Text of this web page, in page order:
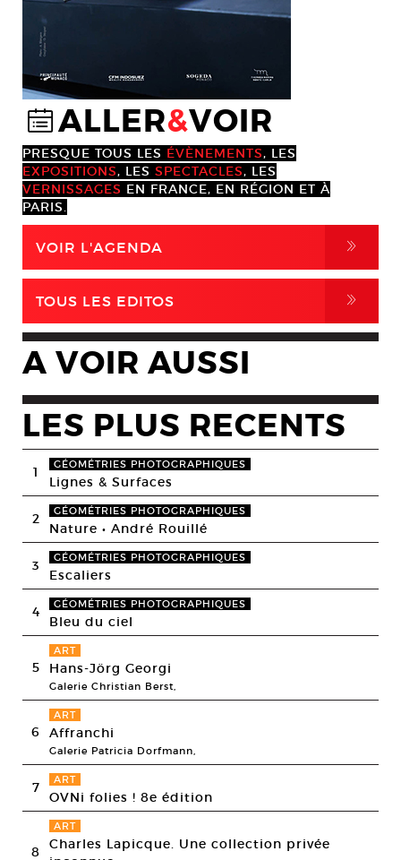
@ALLER&VOIR
PRESQUE TOUS LES ÉVÈNEMENTS, LES
EXPOSITIONS, LES SPECTACLES, LES
VERNISSAGES EN FRANCE, EN RÉGION ET À
PARIS.
VOIR L'AGENDA ,
TOUS LES EDITOS ,
A VOIR AUSSI
LES PLUS RECENTS
1 GÉOMÉTRIES PHOTOGRAPHIQUES
Lignes & Surfaces
2 GÉOMÉTRIES PHOTOGRAPHIQUES
Nature • André Rouillé
3 GÉOMÉTRIES PHOTOGRAPHIQUES
Escaliers
4 GÉOMÉTRIES PHOTOGRAPHIQUES
Bleu du ciel
5
ART
Hans-Jörg Georgi
Galerie Christian Berst,
6
ART
Affranchi
Galerie Patricia Dorfmann,
7 ART
OVNi folies ! 8e édition
8
ART
Charles Lapicque. Une collection privée